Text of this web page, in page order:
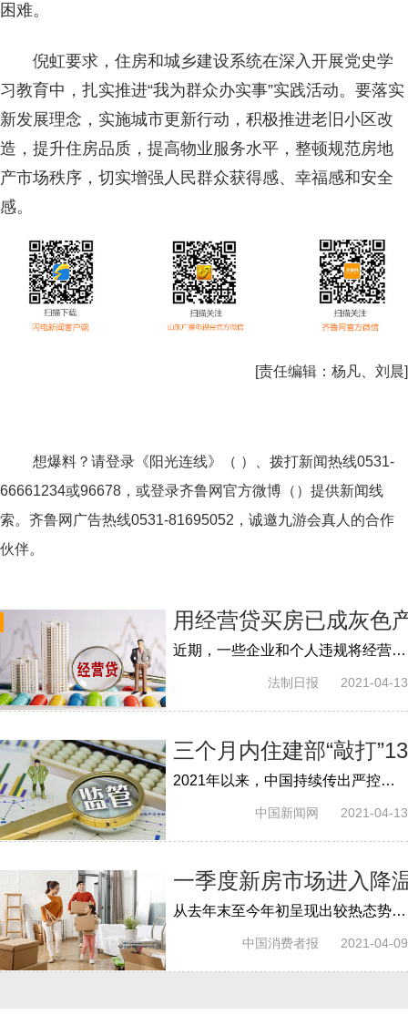
困难。
倪虹要求，住房和城乡建设系统在深入开展党史学
习教育中，扎实推进“我为群众办实事”实践活动。要落实
新发展理念，实施城市更新行动，积极推进老旧小区改
造，提升住房品质，提高物业服务水平，整顿规范房地
产市场秩序，切实增强人民群众获得感、幸福感和安全
感。
[责任编辑： 杨凡、刘晨
想爆料？请登录《阳光连线》（ ）、拨打新闻热线0531-
66661234或96678，或登录齐鲁网官方微博（）提供新闻线
索。齐鲁网广告热线0531-81695052 ，诚邀九游会真人的合作
伙伴。
用经营贷买房已成灰色
近期，一些企业和个人违规将经营用途贷款投向房地产领域问题突出，影响房地产调控政策效果，挤占支持实体经济特别是小微企业发展的信贷资源...
法制日报 2021-04-13
三个月内住建部“敲打
2021年以来，中国持续传出严控楼市的信号。自1月下旬，中国住房和城乡建设部赴深圳、上海调研，三个月内，住建部已调研督导或约谈了13个城...
中国新闻网 2021-04-13
一季度新房市场进入降
从去年末至今年初呈现出较热态势的楼市，在各地集中出台调控政策的背景之下逐渐冷却。近日，贝壳研究院发布2021年一季度市场季报，全国新房...
中国消费者报 2021-04-09